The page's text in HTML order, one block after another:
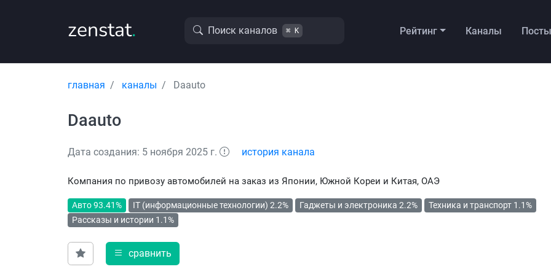
zenstat. Поиск каналов ⌘ K Рейтинг Каналы Посты
главная каналы Daauto
Daauto
Дата создания: 5 ноября 2025 г. история канала
Компания по привозу автомобилей на заказ из Японии, Южной Кореи и Китая, ОАЭ
Авто 93.41% IT (информационные технологии) 2.2% Гаджеты и электроника 2.2%
Техника и транспорт 1.1%
Рассказы и истории 1.1%
сравнить